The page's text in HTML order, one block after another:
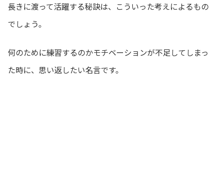
長きに渡って活躍する秘訣は、こういった考えによるもの
でしょう。
何のために練習するのかモチベーションが不足してしまっ
た時に、思い返したい名言です。